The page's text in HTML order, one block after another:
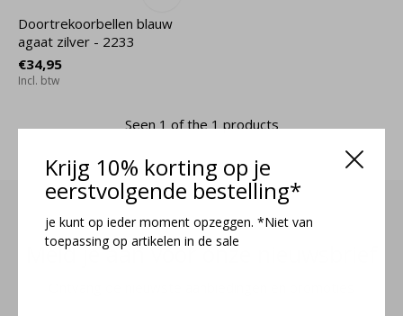
Krijg 10% korting op je
eerstvolgende bestelling*
je kunt op ieder moment opzeggen. *Niet van
toepassing op artikelen in de sale
Doortrekoorbellen blauw
agaat zilver - 2233
€34,95
Incl. btw
Seen 1 of the 1 products
Meld je aan voor onze nieuwsbrief